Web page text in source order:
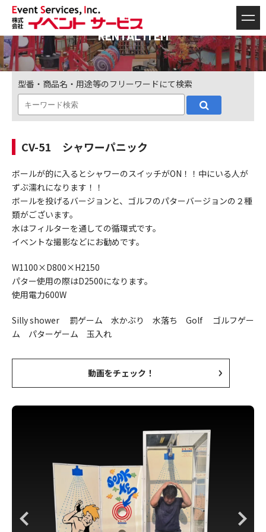
RENTAL ITEM
型番・商品名・用途等のフリーワードにて検索
CV-51 シャワーパニック
ボールが的に入るとシャワーのスイッチがON！！中にいる人が
ずぶ濡れになります！！
ボールを投げるバージョンと、ゴルフのパターバージョンの２種
類がございます。
水はフィルターを通しての循環式です。
イベントな撮影などにお勧めです。
W1100×D800×H2150
パター使用の際はD2500になります。
使用電力600W
Silly shower 罰ゲーム 水かぶり 水落ち Golf ゴルフゲー
ム パターゲーム 玉入れ
動画をチェック！